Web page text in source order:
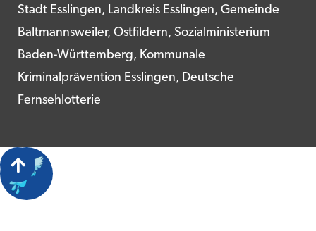
Stadt Esslingen, Landkreis Esslingen, Gemeinde
Baltmannsweiler, Ostfildern, Sozialministerium
Baden-Württemberg, Kommunale
Kriminalprävention Esslingen, Deutsche
Fernsehlotterie
